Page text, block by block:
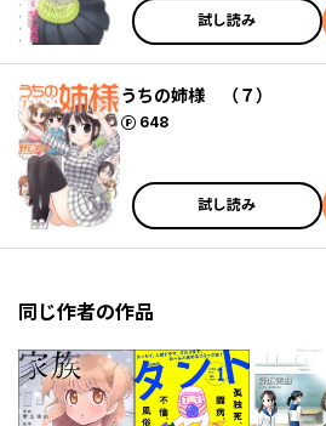
試し読み
うちの姉様 （７）
648
ポイント
試し読み
同じ作者の作品